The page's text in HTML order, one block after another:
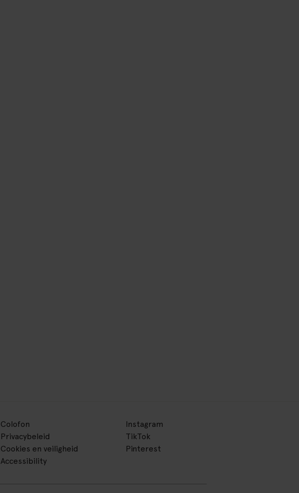
Colofon
Privacybeleid
Cookies en veiligheid
Accessibility
Instagram
TikTok
Pinterest